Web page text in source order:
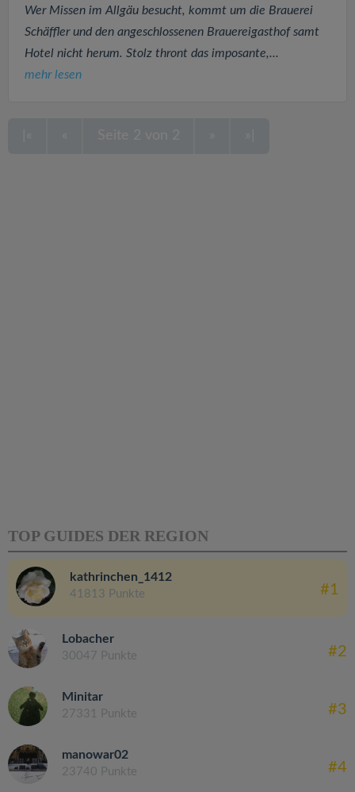
Wer Missen im Allgäu besucht, kommt um die Brauerei
Schäffler und den angeschlossenen Brauereigasthof samt
Hotel nicht herum. Stolz thront das imposante,...
mehr lesen
TOP GUIDES DER REGION
kathrinchen_1412
41813 Punkte #1
Lobacher
30047 Punkte #2
Minitar
27331 Punkte #3
manowar02
23740 Punkte #4